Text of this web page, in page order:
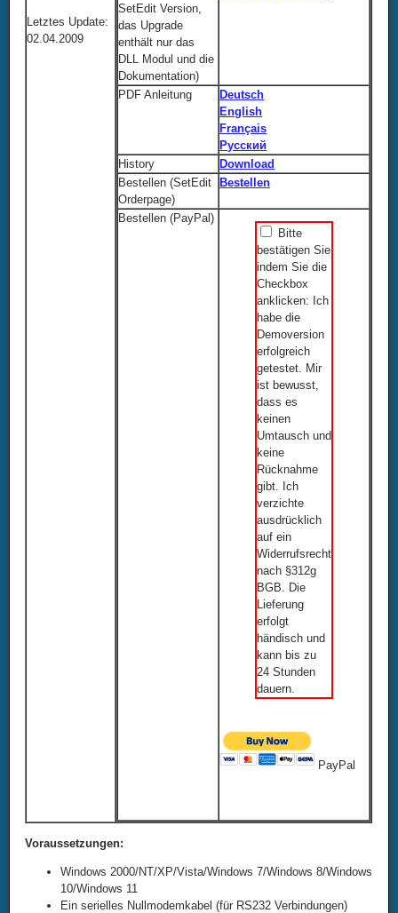
Letztes Update:
02.04.2009
SetEdit Version,
das Upgrade
enthält nur das
DLL Modul und die
Dokumentation)
PDF Anleitung
Deutsch
English
Français
Русский
History
Download
Bestellen (SetEdit
Orderpage)
Bestellen
Bestellen (PayPal)
Bitte
bestätigen Sie
indem Sie die
Checkbox
anklicken: Ich
habe die
Demoversion
erfolgreich
getestet. Mir
ist bewusst,
dass es
keinen
Umtausch und
keine
Rücknahme
gibt. Ich
verzichte
ausdrücklich
auf ein
Widerrufsrecht
nach §312g
BGB. Die
Lieferung
erfolgt
händisch und
kann bis zu
24 Stunden
dauern.
PayPal
Voraussetzungen:
Windows 2000/NT/XP/Vista/Windows 7/Windows 8/Windows
10/Windows 11
Ein serielles Nullmodemkabel (für RS232 Verbindungen)